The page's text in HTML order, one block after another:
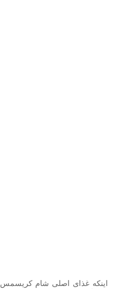
اینکه غذای اصلی شام کریسمس